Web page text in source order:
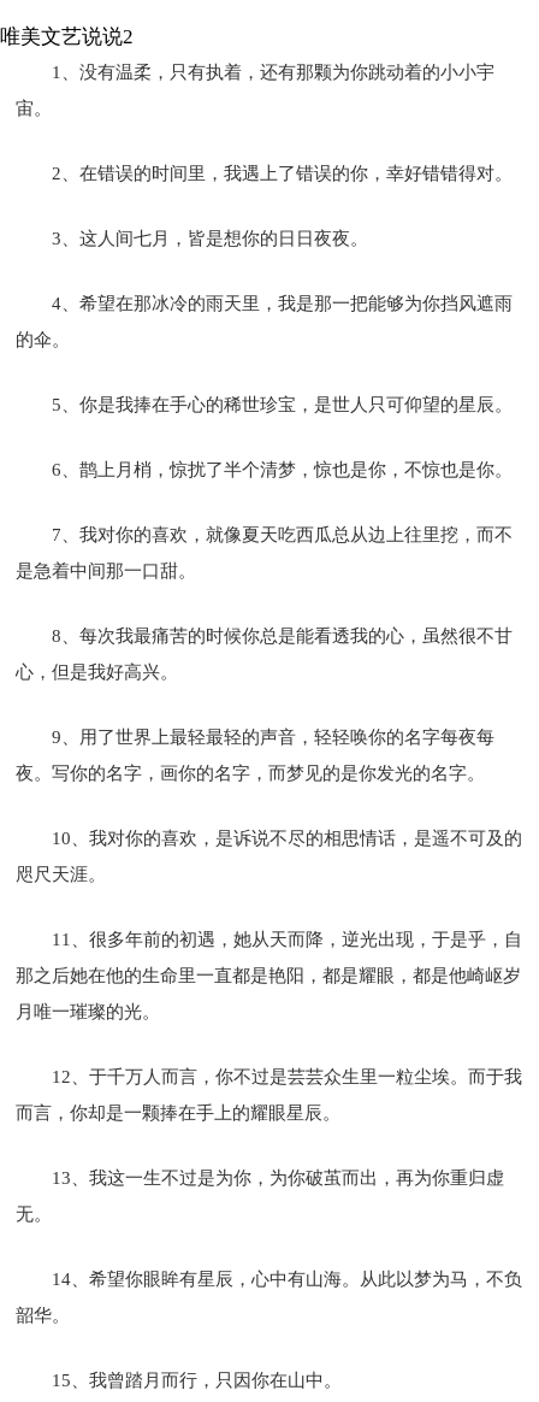
唯美文艺说说2
1、没有温柔，只有执着，还有那颗为你跳动着的小小宇
宙。
2、在错误的时间里，我遇上了错误的你，幸好错错得对。
3、这人间七月，皆是想你的日日夜夜。
4、希望在那冰冷的雨天里，我是那一把能够为你挡风遮雨
的伞。
5、你是我捧在手心的稀世珍宝，是世人只可仰望的星辰。
6、鹊上月梢，惊扰了半个清梦，惊也是你，不惊也是你。
7、我对你的喜欢，就像夏天吃西瓜总从边上往里挖，而不
是急着中间那一口甜。
8、每次我最痛苦的时候你总是能看透我的心，虽然很不甘
心，但是我好高兴。
9、用了世界上最轻最轻的声音，轻轻唤你的名字每夜每
夜。写你的名字，画你的名字，而梦见的是你发光的名字。
10、我对你的喜欢，是诉说不尽的相思情话，是遥不可及的
咫尺天涯。
11、很多年前的初遇，她从天而降，逆光出现，于是乎，自
那之后她在他的生命里一直都是艳阳，都是耀眼，都是他崎岖岁
月唯一璀璨的光。
12、于千万人而言，你不过是芸芸众生里一粒尘埃。而于我
而言，你却是一颗捧在手上的耀眼星辰。
13、我这一生不过是为你，为你破茧而出，再为你重归虚
无。
14、希望你眼眸有星辰，心中有山海。从此以梦为马，不负
韶华。
15、我曾踏月而行，只因你在山中。